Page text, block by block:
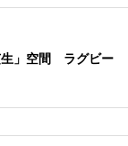
生」空間 ラグビー